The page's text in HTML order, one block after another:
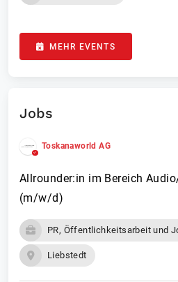
MEHR EVENTS
Jobs
Toskanaworld AG
Allrounder:in im Bereich
(m/w/d)
PR, Öffentlichkeitsarbeit und
Liebstedt